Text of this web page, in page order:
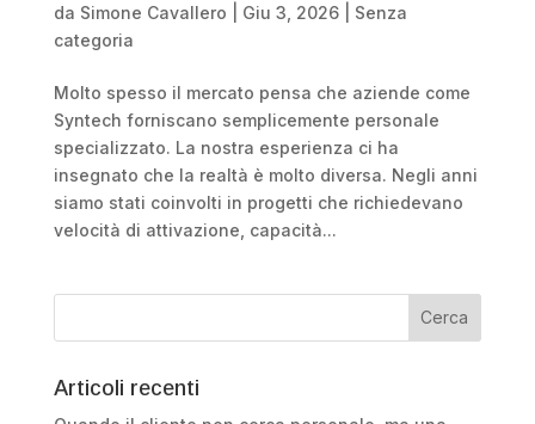
da Simone Cavallero Giu 3, 2026| Senza
categoria
Molto spesso il mercato pensa che aziende come
Syntech forniscano semplicemente personale
specializzato. La nostra esperienza ci ha
insegnato che la realtà è molto diversa. Negli anni
siamo stati coinvolti in progetti che richiedevano
velocità di attivazione, capacità...
Articoli recenti